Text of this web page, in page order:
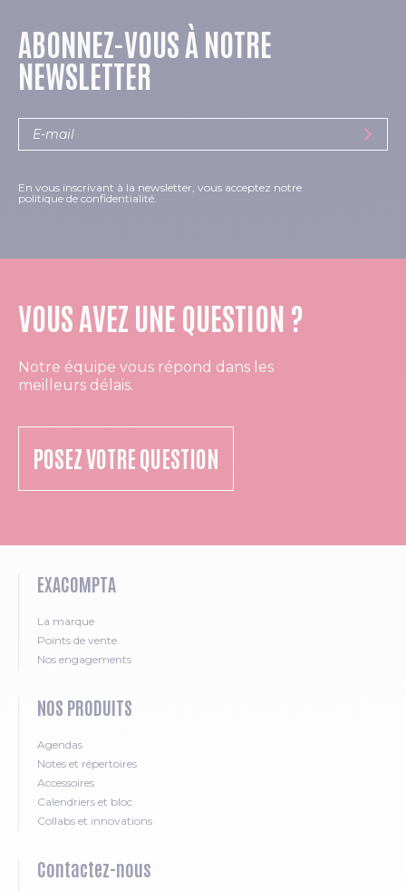
ABONNEZ-VOUS À NOTRE
NEWSLETTER
En vous inscrivant à la newsletter, vous acceptez notre
politique de confidentialité.
VOUS AVEZ UNE QUESTION ?
Notre équipe vous répond dans les
meilleurs délais.
POSEZ VOTRE QUESTION
EXACOMPTA
La marque
Points de vente
Nos engagements
NOS PRODUITS
Agendas
Notes et répertoires
Accessoires
Calendriers et bloc
Collabs et innovations
Contactez-nous